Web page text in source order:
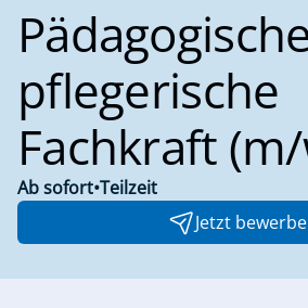
pflegerische
Fachkraft
Ab sofort•Teilzeit
Jetzt